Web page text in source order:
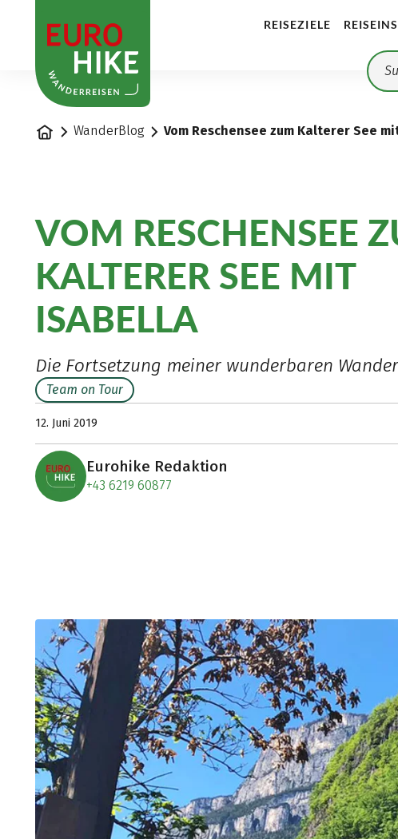
REISEZIELE
StartseiteWanderBlog Vom Reschensee zum Kalterer See
VOM RESCHENSEE
KALTERER SEE MIT
ISABELLA
Die Fortsetzung meiner wunderbaren
Team on Tour
12. Juni 2019
Eurohike Redaktion
+43 6219 60877